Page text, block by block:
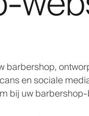
barbershop,
en sociale
bij uw